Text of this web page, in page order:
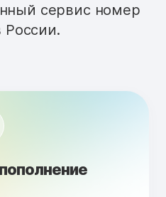
сервис номер
России.